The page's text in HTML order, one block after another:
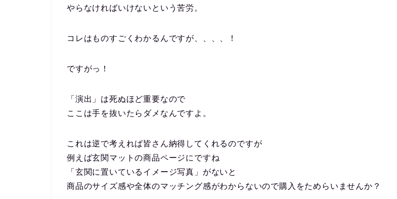
やらなければいけないという苦労。
コレはものすごくわかるんですが、、、、！
ですがっ！
「演出」は死ぬほど重要なので
ここは手を抜いたらダメなんですよ。
これは逆で考えれば皆さん納得してくれるのですが
例えば玄関マットの商品ページにですね
「玄関に置いているイメージ写真」がないと
商品のサイズ感や全体のマッチング感がわからないので購入をためらいませんか？